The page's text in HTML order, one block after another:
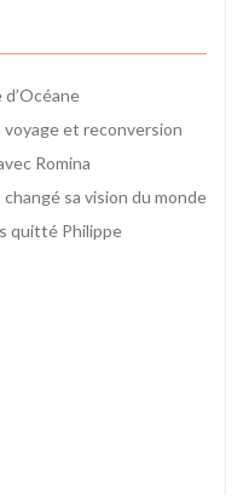
et reconversion
Romina
sa vision du monde
quitté Philippe